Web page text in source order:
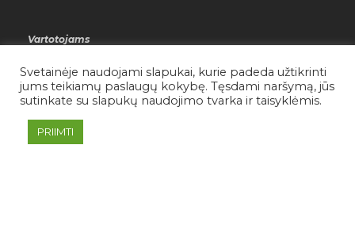
Vartotojams
NORŲ SĄRAŠAS
SĄLYGOS IR TAISYKLĖS
PRIVATUMO POLITIKA
Svetainėje naudojami slapukai, kurie padeda užtikrinti
jums teikiamų paslaugų kokybę. Tęsdami naršymą, jūs
sutinkate su slapukų naudojimo tvarka ir taisyklėmis.
PRIIMTI